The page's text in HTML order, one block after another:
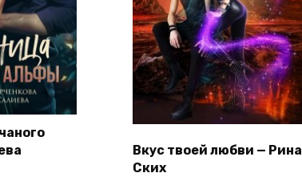
Вкус твоей любви — Рина
Ских